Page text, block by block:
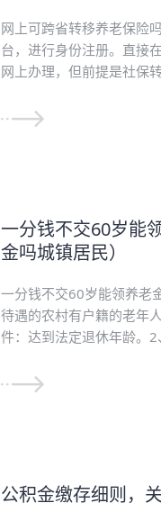
网上可跨省转移养老保险
台，进行身份注册。直接
网上办理，但前提是社保
一分钱不交60岁能
金吗城镇居民）
一分钱不交60岁能领养老
待遇的农村有户籍的老年
件：达到法定退休年龄。
公积金缴存细则，